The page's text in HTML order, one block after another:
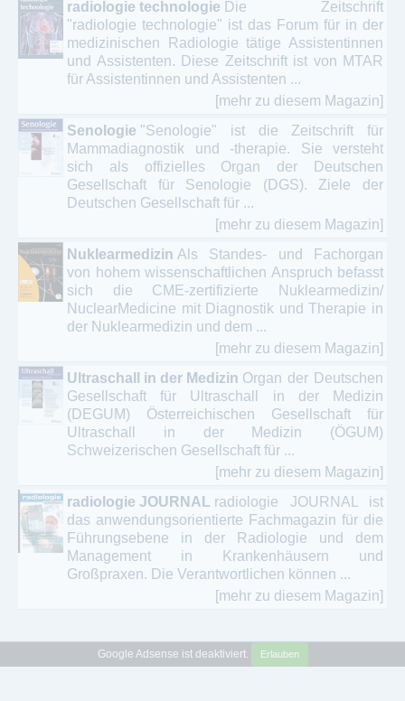
radiologie technologie Die Zeitschrift
"radiologie technologie" ist das Forum für in der
medizinischen Radiologie tätige Assistentinnen
und Assistenten. Diese Zeitschrift ist von MTAR
für Assistentinnen und Assistenten ...
[mehr zu diesem Magazin]
Senologie "Senologie" ist die Zeitschrift für
Mammadiagnostik und -therapie. Sie versteht
sich als offizielles Organ der Deutschen
Gesellschaft für Senologie (DGS). Ziele der
Deutschen Gesellschaft für ...
[mehr zu diesem Magazin]
Nuklearmedizin Als Standes- und Fachorgan
von hohem wissenschaftlichen Anspruch befasst
sich die CME-zertifizierte Nuklearmedizin/
NuclearMedicine mit Diagnostik und Therapie in
der Nuklearmedizin und dem ...
[mehr zu diesem Magazin]
Ultraschall in der Medizin Organ der Deutschen
Gesellschaft für Ultraschall in der Medizin
(DEGUM) Österreichischen Gesellschaft für
Ultraschall in der Medizin (ÖGUM)
Schweizerischen Gesellschaft für ...
[mehr zu diesem Magazin]
radiologie JOURNAL radiologie JOURNAL ist
das anwendungsorientierte Fachmagazin für die
Führungsebene in der Radiologie und dem
Management in Krankenhäusern und
Großpraxen. Die Verantwortlichen können ...
[mehr zu diesem Magazin]
Google Adsense ist deaktiviert. Erlauben